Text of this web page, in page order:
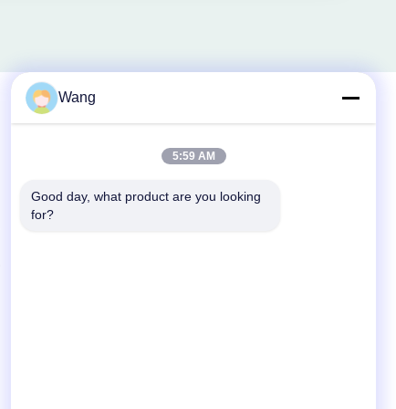
Schnelle Kontaktaufnahme
Telefon
Wang
5:59 AM
Good day, what product are you looking
for?